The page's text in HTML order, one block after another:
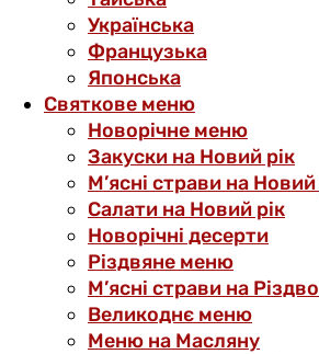
Українська
Французька
Японська
Святкове меню
Новорічне меню
Закуски на Новий рік
М’ясні страви на Новий
Салати на Новий рік
Новорічні десерти
Різдвяне меню
М’ясні страви на Різдво
Великоднє меню
Меню на Масляну